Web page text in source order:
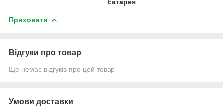
батарея
Приховати
Відгуки про товар
Ще немає відгуків про цей товар
Умови доставки